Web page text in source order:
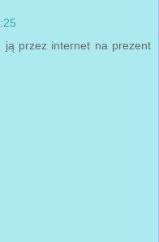
ją przez internet na prezent